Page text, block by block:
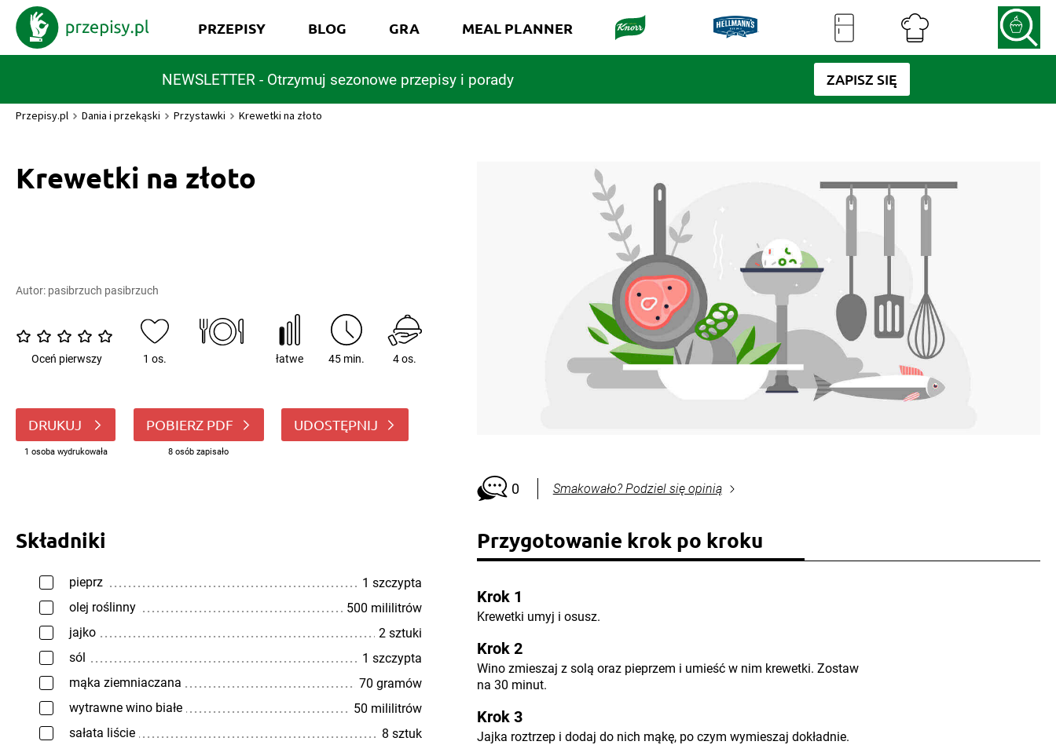
NEWSLETTER - Otrzymuj sezonowe przepisy i porady ZAPISZ SIĘ
PRZEPISY BLOG GRA MEAL PLANNER
Przepisy.pl Dania i przekąski Przystawki Krewetki na złoto
Krewetki na złoto
Autor: pasibrzuch pasibrzuch
Oceń pierwszy 1 os. łatwe 45 min. 4 os.
DRUKUJ
1 osoba wydrukowała
POBIERZ PDF
8 osób zapisało
UDOSTĘPNIJ
0 Smakowało? Podziel się opinią
Składniki
pieprz
1 szczypta
olej roślinny
500 mililitrów
jajko
2 sztuki
sól
1 szczypta
mąka ziemniaczana
70 gramów
wytrawne wino białe
50 mililitrów
sałata liście
8 sztuk
Przygotowanie krok po kroku
Krok 1
Krewetki umyj i osusz.
Krok 2
Wino zmieszaj z solą oraz pieprzem i umieść w nim krewetki. Zostaw
na 30 minut.
Krok 3
Jajka roztrzep i dodaj do nich mąkę, po czym wymieszaj dokładnie.